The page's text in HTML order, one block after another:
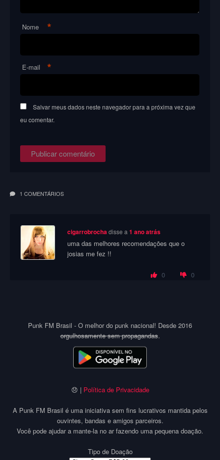
Nome *
E-mail *
Salvar meus dados neste navegador para a próxima vez que
eu comentar.
1 COMENTÁRIOS
cigarrobrocha disse a1 ano atrás
uma das melhores recomendações que o
josias me fez !!
0 0
Punk FM Brasil - O melhor do punk nacional! Desde 2016
orgulhosamente sem propagandas.
😞 | Política de Privacidade
A Punk FM Brasil é uma iniciativa sem fins lucrativos mantida pelos
ouvintes, bandas e amigos parceiros.
Você pode ajudar a mante-la no ar fazendo uma pequena doação.
Tipo de Doação